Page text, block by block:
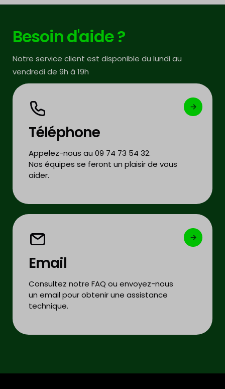
Besoin d'aide ?
Notre service client est disponible du lundi au
vendredi de 9h à 19h
Téléphone
Appelez-nous au 09 74 73 54 32.
Nos équipes se feront un plaisir de vous
aider.
Email
Consultez notre FAQ ou envoyez-nous
un email pour obtenir une assistance
technique.